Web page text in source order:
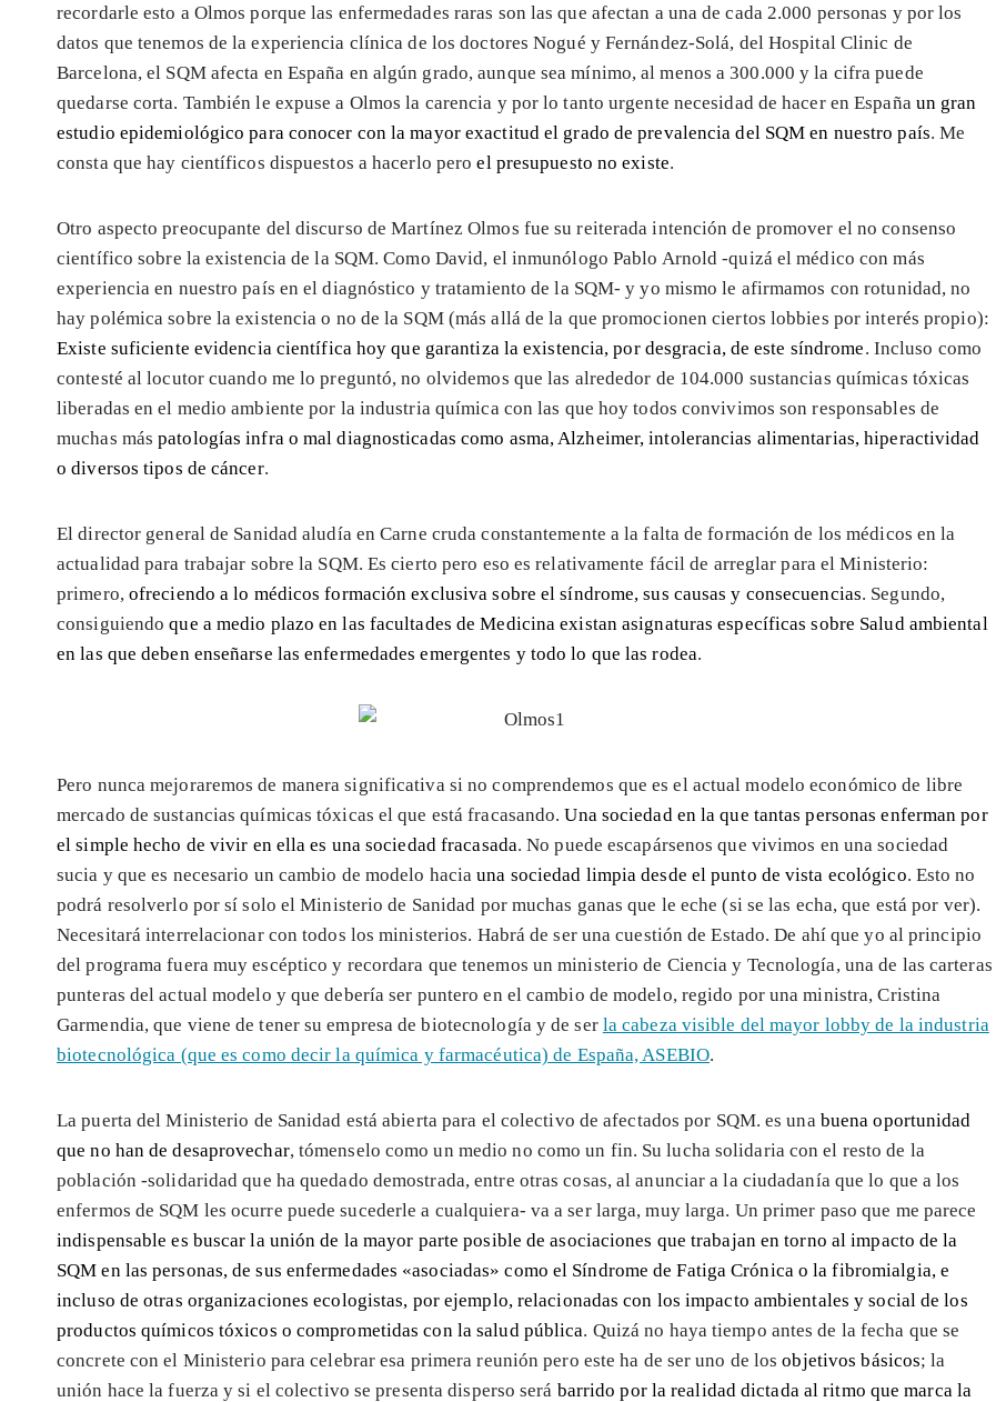
recordarle esto a Olmos porque las enfermedades raras son las que afectan a una de cada 2.000 personas y por los
datos que tenemos de la experiencia clínica de los doctores Nogué y Fernández-Solá, del Hospital Clinic de
Barcelona, el SQM afecta en España en algún grado, aunque sea mínimo, al menos a 300.000 y la cifra puede
quedarse corta. También le expuse a Olmos la carencia y por lo tanto urgente necesidad de hacer en España un gran
estudio epidemiológico para conocer con la mayor exactitud el grado de prevalencia del SQM en nuestro país. Me
consta que hay científicos dispuestos a hacerlo peroel presupuesto no existe.
Otro aspecto preocupante del discurso de Martínez Olmos fue su reiterada intención de promover el no consenso
científico sobre la existencia de la SQM. Como David, el inmunólogo Pablo Arnold -quizá el médico con más
experiencia en nuestro país en el diagnóstico y tratamiento de la SQM- y yo mismo le afirmamos con rotunidad, no
hay polémica sobre la existencia o no de la SQM (más allá de la que promocionen ciertos lobbies por interés propio):
Existe suficiente evidencia científica hoy que garantiza la existencia, por desgracia, de este síndrome. Incluso como
contesté al locutor cuando me lo preguntó, no olvidemos que las alrededor de 104.000 sustancias químicas tóxicas
liberadas en el medio ambiente por la industria química con las que hoy todos convivimos son responsables de
muchas máspatologías infra o mal diagnosticadas como asma, Alzheimer, intolerancias alimentarias, hiperactividad
o diversos tipos de cáncer.
El director general de Sanidad aludía en Carne cruda constantemente a la falta de formación de los médicos en la
actualidad para trabajar sobre la SQM. Es cierto pero eso es relativamente fácil de arreglar para el Ministerio:
primero, ofreciendo a lo médicos formación exclusiva sobre el síndrome, sus causas y consecuencias. Segundo,
consiguiendoque a medio plazo en las facultades de Medicina existan asignaturas específicas sobre Salud ambiental
en las que deben enseñarse las enfermedades emergentes y todo lo que las rodea.
Pero nunca mejoraremos de manera significativa si no comprendemos que es el actual modelo económico de libre
mercado de sustancias químicas tóxicas el que está fracasando. Una sociedad en la que tantas personas enferman por
el simple hecho de vivir en ella es una sociedad fracasada. No puede escapársenos que vivimos en una sociedad
sucia y que es necesario un cambio de modelo haciauna sociedad limpia desde el punto de vista ecológico. Esto no
podrá resolverlo por sí solo el Ministerio de Sanidad por muchas ganas que le eche (si se las echa, que está por ver).
Necesitará interrelacionar con todos los ministerios. Habrá de ser una cuestión de Estado. De ahí que yo al principio
del programa fuera muy escéptico y recordara que tenemos un ministerio de Ciencia y Tecnología, una de las carteras
punteras del actual modelo y que debería ser puntero en el cambio de modelo, regido por una ministra, Cristina
Garmendia, que viene de tener su empresa de biotecnología y de ser la cabeza visible del mayor lobby de la industria
biotecnológica (que es como decir la química y farmacéutica) de España, ASEBIO.
La puerta del Ministerio de Sanidad está abierta para el colectivo de afectados por SQM. es una buena oportunidad
que no han de desaprovechar, tómenselo como un medio no como un fin. Su lucha solidaria con el resto de la
población -solidaridad que ha quedado demostrada, entre otras cosas, al anunciar a la ciudadanía que lo que a los
enfermos de SQM les ocurre puede sucederle a cualquiera- va a ser larga, muy larga. Un primer paso que me parece
indispensable es buscar la unión de la mayor parte posible de asociaciones que trabajan en torno al impacto de la
SQM en las personas, de sus enfermedades «asociadas» como el Síndrome de Fatiga Crónica o la fibromialgia, e
incluso de otras organizaciones ecologistas, por ejemplo, relacionadas con los impacto ambientales y social de los
productos químicos tóxicos o comprometidas con la salud pública. Quizá no haya tiempo antes de la fecha que se
concrete con el Ministerio para celebrar esa primera reunión pero este ha de ser uno de losobjetivos básicos; la
unión hace la fuerza y si el colectivo se presenta disperso será barrido por la realidad dictada al ritmo que marca la